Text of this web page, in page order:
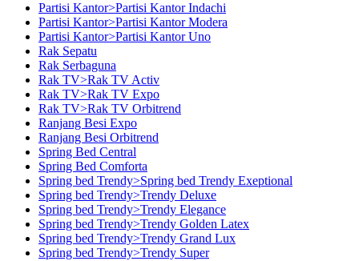
Partisi Kantor>Partisi Kantor Indachi
Partisi Kantor>Partisi Kantor Modera
Partisi Kantor>Partisi Kantor Uno
Rak Sepatu
Rak Serbaguna
Rak TV>Rak TV Activ
Rak TV>Rak TV Expo
Rak TV>Rak TV Orbitrend
Ranjang Besi Expo
Ranjang Besi Orbitrend
Spring Bed Central
Spring Bed Comforta
Spring bed Trendy>Spring bed Trendy Exeptional
Spring bed Trendy>Trendy Deluxe
Spring bed Trendy>Trendy Elegance
Spring bed Trendy>Trendy Golden Latex
Spring bed Trendy>Trendy Grand Lux
Spring bed Trendy>Trendy Super